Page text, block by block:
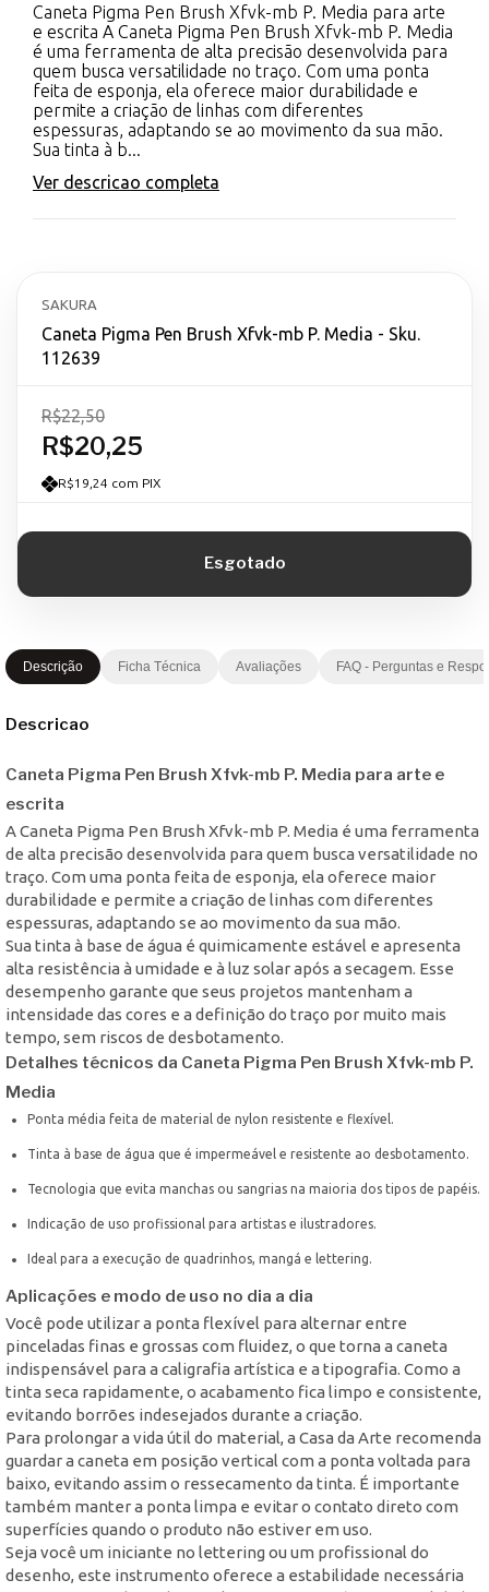
Caneta Pigma Pen Brush Xfvk-mb P. Media para arte
e escrita A Caneta Pigma Pen Brush Xfvk-mb P. Media
é uma ferramenta de alta precisão desenvolvida para
quem busca versatilidade no traço. Com uma ponta
feita de esponja, ela oferece maior durabilidade e
permite a criação de linhas com diferentes
espessuras, adaptando se ao movimento da sua mão.
Sua tinta à b...
Ver descricao completa
SAKURA
Caneta Pigma Pen Brush Xfvk-mb P. Media - Sku.
112639
R$20,25
R$22,50
R$19,24 com PIX
Descrição Ficha Técnica Avaliações FAQ - Perguntas e
Descricao
Caneta Pigma Pen Brush Xfvk-mb P. Media para arte e
escrita
A Caneta Pigma Pen Brush Xfvk-mb P. Media é uma ferramenta
de alta precisão desenvolvida para quem busca versatilidade no
traço. Com uma ponta feita de esponja, ela oferece maior
durabilidade e permite a criação de linhas com diferentes
espessuras, adaptando se ao movimento da sua mão.
Sua tinta à base de água é quimicamente estável e apresenta
alta resistência à umidade e à luz solar após a secagem. Esse
desempenho garante que seus projetos mantenham a
intensidade das cores e a definição do traço por muito mais
tempo, sem riscos de desbotamento.
Detalhes técnicos da Caneta Pigma Pen Brush Xfvk-mb P.
Media
Ponta média feita de material de nylon resistente e flexível.
Tinta à base de água que é impermeável e resistente ao desbotamento.
Tecnologia que evita manchas ou sangrias na maioria dos tipos de papéis.
Indicação de uso profissional para artistas e ilustradores.
Ideal para a execução de quadrinhos, mangá e lettering.
Aplicações e modo de uso no dia a dia
Você pode utilizar a ponta flexível para alternar entre
pinceladas finas e grossas com fluidez, o que torna a caneta
indispensável para a caligrafia artística e a tipografia. Como a
tinta seca rapidamente, o acabamento fica limpo e consistente,
evitando borrões indesejados durante a criação.
Para prolongar a vida útil do material, a Casa da Arte recomenda
guardar a caneta em posição vertical com a ponta voltada para
baixo, evitando assim o ressecamento da tinta. É importante
também manter a ponta limpa e evitar o contato direto com
superfícies quando o produto não estiver em uso.
Seja você um iniciante no lettering ou um profissional do
desenho, este instrumento oferece a estabilidade necessária